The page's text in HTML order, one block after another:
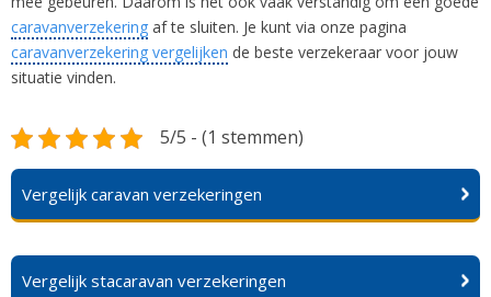
caravanverzekering af te sluiten. Je kunt via onze pagina
caravanverzekering vergelijken de beste verzekeraar voor jouw
situatie vinden.
5/5 - (1 stemmen)
Vergelijk caravan verzekeringen
Vergelijk stacaravan verzekeringen